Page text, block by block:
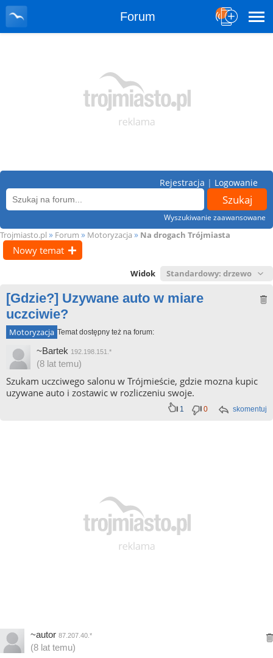
Forum
Wyszukiwanie zaawansowane
Rejestracja | Logowanie
Trojmiasto.pl » Forum » Motoryzacja » Na drogach Trójmiasta
Nowy temat
Widok
[Gdzie?] Uzywane auto w miare
uczciwie?
Motoryzacja Temat dostępny też na forum:
~Bartek 192.198.151.*
(8 lat temu)
Szukam uczciwego salonu w Trójmieście, gdzie mozna kupic
uzywane auto i zostawic w rozliczeniu swoje.
skomentuj
1 0
~autor 87.207.40.*
(8 lat temu)